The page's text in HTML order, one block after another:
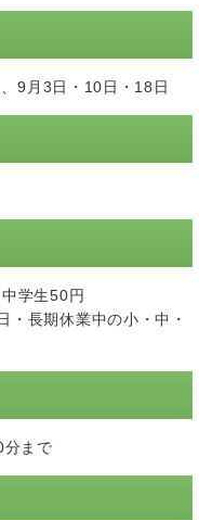
9月3日・10日・18日
学生50円
・長期休業中の小・中・
分まで